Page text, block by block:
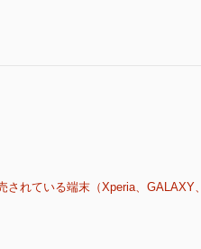
れている端末（Xperia、GALAXY、